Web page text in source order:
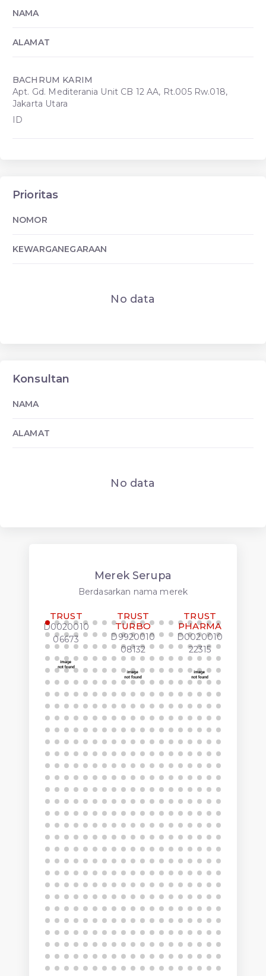
NAMA
ALAMAT
BACHRUM KARIM
Apt. Gd. Mediterania Unit CB 12 AA, Rt.005 Rw.018,
Jakarta Utara
ID
Prioritas
NOMOR
KEWARGANEGARAAN
No data
Konsultan
NAMA
ALAMAT
No data
Merek Serupa
Berdasarkan nama merek
TRUST
D0020010
06673
TRUST
TURBO
D9920010
08132
TRUST
PHARMA
D0020010
22315